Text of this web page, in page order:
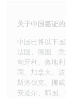
关于中国签证
中国已将以下
法国、德国、
匈牙利、奥地
国、加拿大、
斯洛伐克、挪
安道尔、韩国